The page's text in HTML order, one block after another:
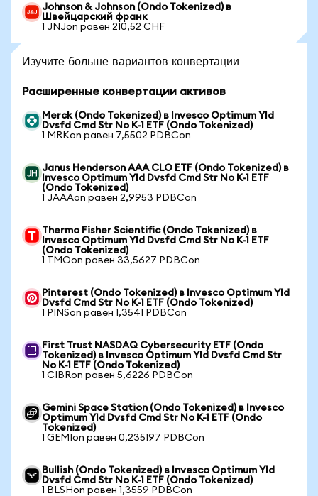
Johnson & Johnson (Ondo Tokenized) в
Швейцарский франк
1 JNJon равен 210,52 CHF
Изучите больше вариантов конвертации
Расширенные конвертации активов
Merck (Ondo Tokenized) в Invesco Optimum Yld
Dvsfd Cmd Str No K-1 ETF (Ondo Tokenized)
1 MRKon равен 7,5502 PDBCon
Janus Henderson AAA CLO ETF (Ondo Tokenized) в
Invesco Optimum Yld Dvsfd Cmd Str No K-1 ETF
(Ondo Tokenized)
1 JAAAon равен 2,9953 PDBCon
Thermo Fisher Scientific (Ondo Tokenized) в
Invesco Optimum Yld Dvsfd Cmd Str No K-1 ETF
(Ondo Tokenized)
1 TMOon равен 33,5627 PDBCon
Pinterest (Ondo Tokenized) в Invesco Optimum Yld
Dvsfd Cmd Str No K-1 ETF (Ondo Tokenized)
1 PINSon равен 1,3541 PDBCon
First Trust NASDAQ Cybersecurity ETF (Ondo
Tokenized) в Invesco Optimum Yld Dvsfd Cmd Str
No K-1 ETF (Ondo Tokenized)
1 CIBRon равен 5,6226 PDBCon
Gemini Space Station (Ondo Tokenized) в Invesco
Optimum Yld Dvsfd Cmd Str No K-1 ETF (Ondo
Tokenized)
1 GEMIon равен 0,235197 PDBCon
Bullish (Ondo Tokenized) в Invesco Optimum Yld
Dvsfd Cmd Str No K-1 ETF (Ondo Tokenized)
1 BLSHon равен 1,3559 PDBCon